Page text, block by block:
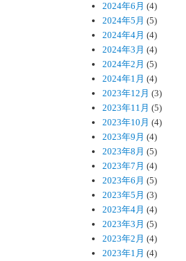
2024年6月 (4)
2024年5月 (5)
2024年4月 (4)
2024年3月 (4)
2024年2月 (5)
2024年1月 (4)
2023年12月 (3)
2023年11月 (5)
2023年10月 (4)
2023年9月 (4)
2023年8月 (5)
2023年7月 (4)
2023年6月 (5)
2023年5月 (3)
2023年4月 (4)
2023年3月 (5)
2023年2月 (4)
2023年1月 (4)